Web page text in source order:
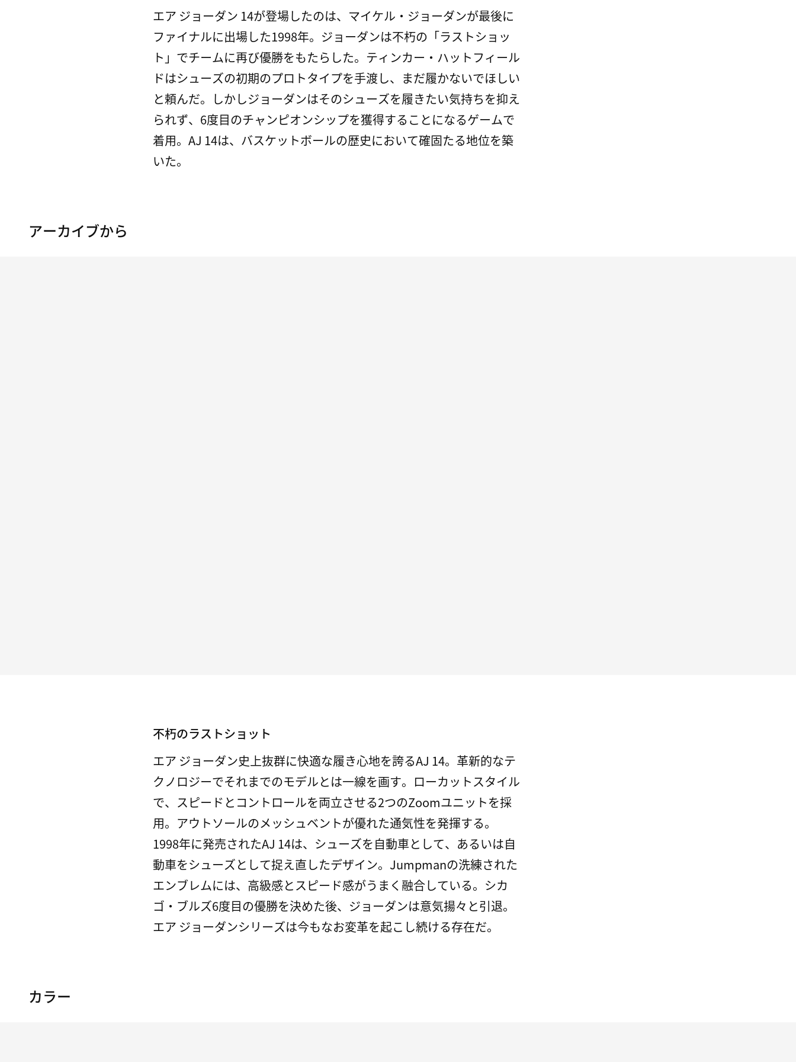
エア ジョーダン 14が登場したのは、マイケル・ジョーダンが最後に
ファイナルに出場した1998年。ジョーダンは不朽の「ラストショッ
ト」でチームに再び優勝をもたらした。ティンカー・ハットフィール
ドはシューズの初期のプロトタイプを手渡し、まだ履かないでほしい
と頼んだ。しかしジョーダンはそのシューズを履きたい気持ちを抑え
られず、6度目のチャンピオンシップを獲得することになるゲームで
着用。AJ 14は、バスケットボールの歴史において確固たる地位を築
いた。
アーカイブから
不朽のラストショット
エア ジョーダン史上抜群に快適な履き心地を誇るAJ 14。革新的なテ
クノロジーでそれまでのモデルとは一線を画す。ローカットスタイル
で、スピードとコントロールを両立させる2つのZoomユニットを採
用。アウトソールのメッシュベントが優れた通気性を発揮する。
1998年に発売されたAJ 14は、シューズを自動車として、あるいは自
動車をシューズとして捉え直したデザイン。Jumpmanの洗練された
エンブレムには、高級感とスピード感がうまく融合している。シカ
ゴ・ブルズ6度目の優勝を決めた後、ジョーダンは意気揚々と引退。
エア ジョーダンシリーズは今もなお変革を起こし続ける存在だ。
カラー